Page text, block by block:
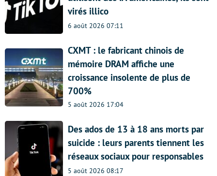
virés illico
6 août 2026 07:11
CXMT : le fabricant chinois de
mémoire DRAM affiche une
croissance insolente de plus de
700%
5 août 2026 17:04
Des ados de 13 à 18 ans morts par
suicide : leurs parents tiennent les
réseaux sociaux pour responsables
5 août 2026 08:17